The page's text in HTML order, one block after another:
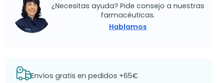
¿Necesitas ayuda? Pide consejo a nuestras
farmacéuticas.
Hablamos
Envíos gratis en pedidos +65€